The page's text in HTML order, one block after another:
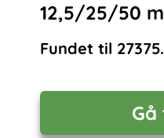
12,5/25/50 m
Fundet til